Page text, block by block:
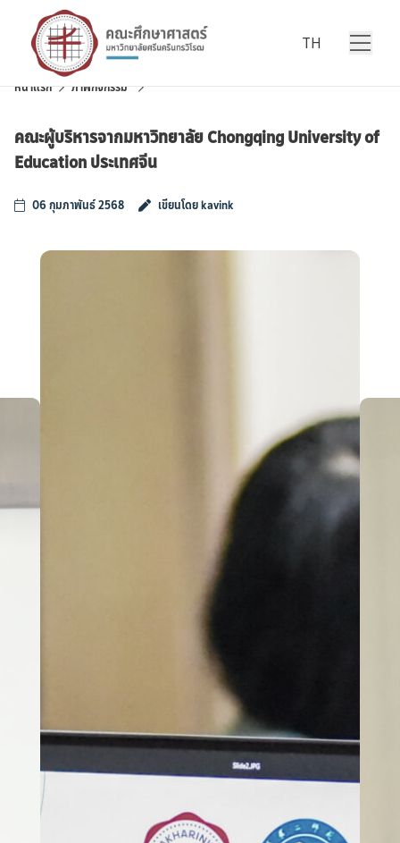
Skip to content
TH
หน้าแรก ภาพกิจกรรม
คณะผู้บริหารจากมหาวิทยาลัย Chongqing University of
Education ประเทศจีน
06 กุมภาพันธ์ 2568 เขียนโดย kavink